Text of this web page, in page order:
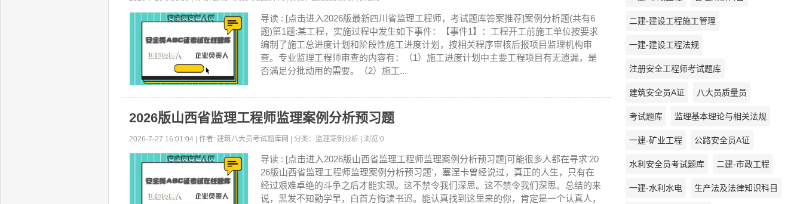
导读 : [点击进入2026版最新四川省监理工程师，考试题库答案推荐]案例分析题(共有6
题)第1题:某工程，实施过程中发生如下事件：【事件1】：工程开工前施工单位按要求
编制了施工总进度计划和阶段性施工进度计划，按相关程序审核后报项目监理机构审
查。专业监理工程师审查的内容有：（1）施工进度计划中主要工程项目有无遗漏，是
否满足分批动用的需要。（2）施工...
2026版山西省监理工程师监理案例分析预习题
2026-7-27 16:01:04 | 作者: 建筑八大员考试题库网 | 分类：监理案例分析 | 浏览:0
导读 : [点击进入2026版山西省监理工程师监理案例分析预习题]可能很多人都在寻求'20
26版山西省监理工程师监理案例分析预习题'，塞涅卡曾经说过，真正的人生，只有在
经过艰难卓绝的斗争之后才能实现。这不禁令我们深思。这不禁令我们深思。总结的来
说，黑发不知勤学早，白首方悔读书迟。能认真找到这里来的你，肯定是一个认真人，
二建-建设工程施工管理
一建-建设工程法规
注册安全工程师考试题库
建筑安全员A证 八大员质量员
考试题库 监理基本理论与相关法规
一建-矿业工程 公路安全员A证
水利安全员考试题库 二建-市政工程
一建-水利水电 生产法及法律知识科目